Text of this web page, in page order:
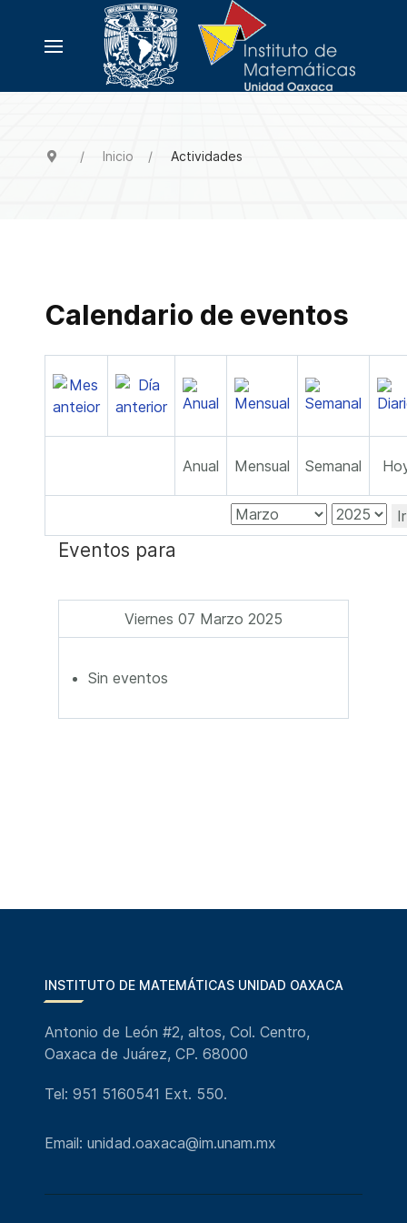
Inicio Actividades
Calendario de eventos
Anual Mensual Semanal
Eventos para
Viernes 07 Marzo 2025
Sin eventos
INSTITUTO DE MATEMÁTICAS UNIDAD OAXACA
Antonio de León #2, altos, Col. Centro,
Oaxaca de Juárez, CP. 68000
Tel: 951 5160541 Ext. 550.
Email: unidad.oaxaca@im.unam.mx